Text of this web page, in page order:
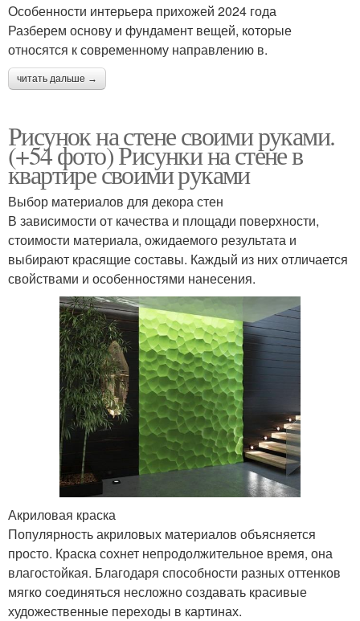
Особенности интерьера прихожей 2024 года
Разберем основу и фундамент вещей, которые
относятся к современному направлению в.
читать дальше →
Рисунок на стене своими руками.
(+54 фото) Рисунки на стене в
квартире своими руками
Выбор материалов для декора стен
В зависимости от качества и площади поверхности,
стоимости материала, ожидаемого результата и
выбирают красящие составы. Каждый из них отличается
свойствами и особенностями нанесения.
Акриловая краска
Популярность акриловых материалов объясняется
просто. Краска сохнет непродолжительное время, она
влагостойкая. Благодаря способности разных оттенков
мягко соединяться несложно создавать красивые
художественные переходы в картинах.